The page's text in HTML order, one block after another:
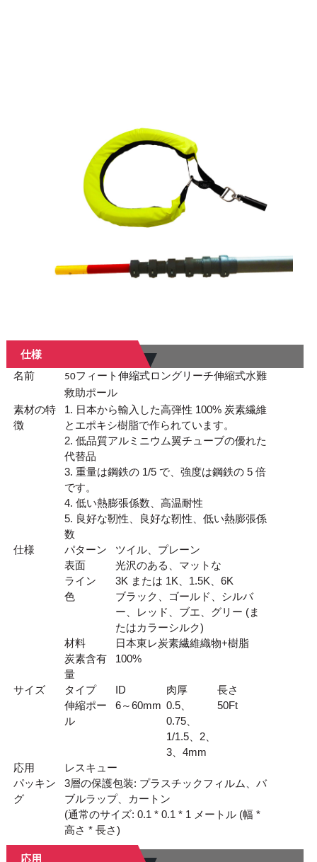
仕様
名前
50フィート伸縮式ロングリーチ伸縮式水難
救助ポール
素材の特
徴
1. 日本から輸入した高弾性 100% 炭素繊維
とエポキシ樹脂で作られています。
2. 低品質アルミニウム翼チューブの優れた
代替品
3. 重量は鋼鉄の 1/5 で、強度は鋼鉄の 5 倍
です。
4. 低い熱膨張係数、高温耐性
5. 良好な靭性、良好な靭性、低い熱膨張係
数
仕様
パターン
ツイル、プレーン
表面
光沢のある、マットな
ライン
3K または 1K、1.5K、6K
色
ブラック、ゴールド、シルバ
ー、レッド、ブエ、グリー (ま
たはカラーシルク)
材料
日本東レ炭素繊維織物+樹脂
炭素含有
量
100%
サイズ タイプ ID 肉厚
長さ
伸縮ポー
ル
6～60mm 0.5、
0.75、
1/1.5、2、
3、4mm
50Ft
応用
レスキュー
パッキン
グ
3層の保護包装: プラスチックフィルム、バ
ブルラップ、カートン
(通常のサイズ: 0.1 * 0.1 * 1 メートル (幅 *
高さ * 長さ)
応用